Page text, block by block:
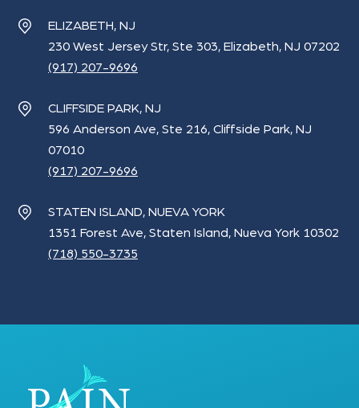
ELIZABETH, NJ
230 West Jersey Str, Ste 303, Elizabeth, NJ 07202
(917) 207-9696
CLIFFSIDE PARK, NJ
596 Anderson Ave, Ste 216, Cliffside Park, NJ
07010
(917) 207-9696
STATEN ISLAND, NUEVA YORK
1351 Forest Ave, Staten Island, Nueva York 10302
(718) 550-3735